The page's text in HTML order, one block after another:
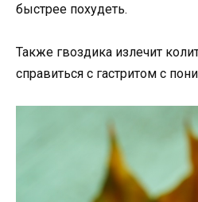
быстрее похудеть.
Также гвоздика излечит
справиться с гастритом с